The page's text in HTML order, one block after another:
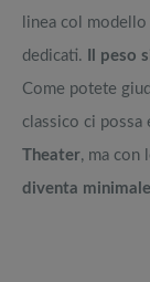
linea col
dedicati.
Il peso
Come potete
classico ci possa
Theater, ma con
diventa